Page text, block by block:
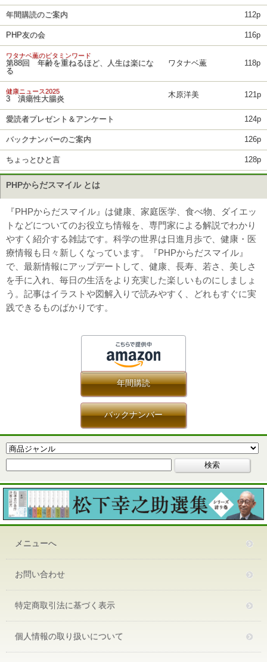
年間購読のご案内 112p
PHP友の会 116p
ワタナベ薫のビタミンワード
第88回 年齢を重ねるほど、人生は楽にな
る
ワタナベ薫 118p
健康ニュース2025
3 潰瘍性大腸炎 木原洋美 121p
愛読者プレゼント＆アンケート 124p
バックナンバーのご案内 126p
ちょっとひと言 128p
PHPからだスマイル とは
『PHPからだスマイル』は健康、家庭医学、食べ物、ダイエッ
トなどについてのお役立ち情報を、専門家による解説でわかり
やすく紹介する雑誌です。科学の世界は日進月歩で、健康・医
療情報も日々新しくなっています。『PHPからだスマイル』
で、最新情報にアップデートして、健康、長寿、若さ、美しさ
を手に入れ、毎日の生活をより充実した楽しいものにしましょ
う。記事はイラストや図解入りで読みやすく、どれもすぐに実
践できるものばかりです。
年間購読
バックナンバー
メニューへ
お問い合わせ
特定商取引法に基づく表示
個人情報の取り扱いについて